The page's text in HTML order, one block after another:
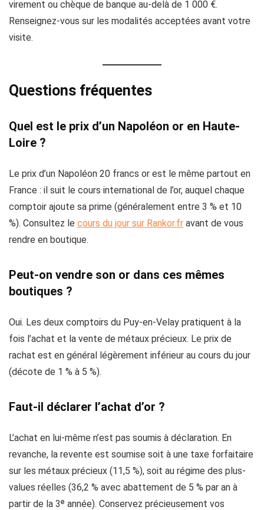
virement ou chèque de banque au-delà de 1 000 €.
Renseignez-vous sur les modalités acceptées avant votre
visite.
Questions fréquentes
Quel est le prix d’un Napoléon or en Haute-
Loire ?
Le prix d’un Napoléon 20 francs or est le même partout en
France : il suit le cours international de l’or, auquel chaque
comptoir ajoute sa prime (généralement entre 3 % et 10
%). Consultez le cours du jour sur Rankor.fr avant de vous
rendre en boutique.
Peut-on vendre son or dans ces mêmes
boutiques ?
Oui. Les deux comptoirs du Puy-en-Velay pratiquent à la
fois l’achat et la vente de métaux précieux. Le prix de
rachat est en général légèrement inférieur au cours du jour
(décote de 1 % à 5 %).
Faut-il déclarer l’achat d’or ?
L’achat en lui-même n’est pas soumis à déclaration. En
revanche, la revente est soumise soit à une taxe forfaitaire
sur les métaux précieux (11,5 %), soit au régime des plus-
values réelles (36,2 % avec abattement de 5 % par an à
partir de la 3ᵉ année). Conservez précieusement vos